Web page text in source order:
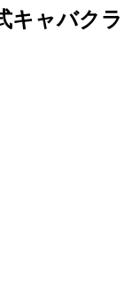
キャバクラ